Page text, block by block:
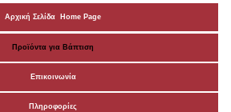
Αρχική Σελίδα Home Page
Προϊόντα για Βάπτιση
Επικοινωνία
Πληροφορίες